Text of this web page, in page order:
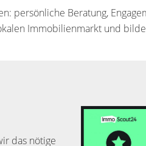
persönliche Beratung,
Immobilienmarkt und
das nötige